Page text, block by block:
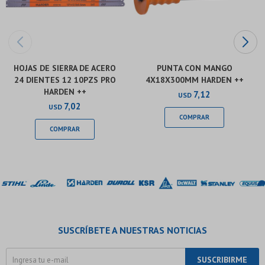
HOJAS DE SIERRA DE ACERO
24 DIENTES 12 10PZS PRO
HARDEN ++
USD 7,02
PUNTA CON MANGO
4X18X300MM HARDEN ++
USD 7,12
SUSCRÍBETE A NUESTRAS NOTICIAS
SUSCRIBIRME